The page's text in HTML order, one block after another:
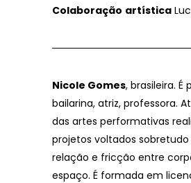
Colaboração artística
Nicole Gomes, brasileira. É
bailarina, atriz, professora.
das artes performativas
projetos voltados sobretudo
relação e fricção entre
espaço. É formada em